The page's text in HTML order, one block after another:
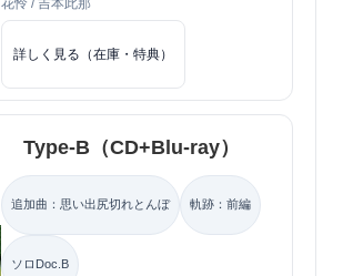
花怜 / 吉本此那
詳しく見る（在庫・特典）
Type-B（CD+Blu-ray）
追加曲：思い出尻切れとんぼ 軌跡：前編
ソロDoc.B